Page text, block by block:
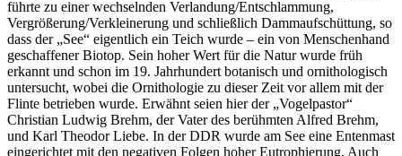
führte zu einer wechselnden Verlandung/Entschlammung,
Vergrößerung/Verkleinerung und schließlich Dammaufschüttung, so
dass der „See“ eigentlich ein Teich wurde – ein von Menschenhand
geschaffener Biotop. Sein hoher Wert für die Natur wurde früh
erkannt und schon im 19. Jahrhundert botanisch und ornithologisch
untersucht, wobei die Ornithologie zu dieser Zeit vor allem mit der
Flinte betrieben wurde. Erwähnt seien hier der „Vogelpastor“
Christian Ludwig Brehm, der Vater des berühmten Alfred Brehm,
und Karl Theodor Liebe. In der DDR wurde am See eine Entenmast
eingerichtet mit den negativen Folgen hoher Eutrophierung. Auch